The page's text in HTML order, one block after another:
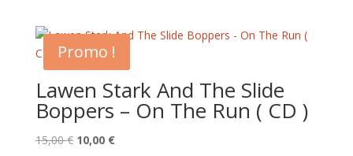
était :
15,00 €.
est :
10,00 €.
Promo !
Lawen Stark And The Slide
Boppers – On The Run ( CD )
15,00€ Le
10,00 €Le